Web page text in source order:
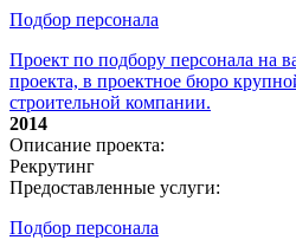
Подбор персонала
Проект по подбору персонала на
проекта, в проектное бюро
строительной компании.
2014
Описание проекта:
Рекрутинг
Предоставленные услуги:
Подбор персонала